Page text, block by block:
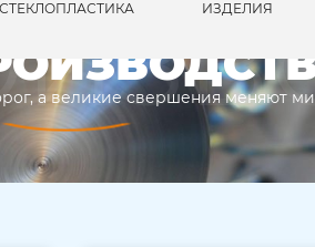
СТЕКЛОПЛАСТИКА
ИЗДЕЛИЯ
а великие свершения меняют